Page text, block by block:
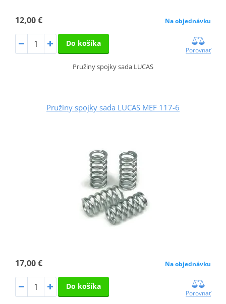
12,00 € Na objednávku
Do košíka
Porovnať
Pružiny spojky sada LUCAS
Pružiny spojky sada LUCAS MEF 117-6
17,00 € Na objednávku
Do košíka
Porovnať